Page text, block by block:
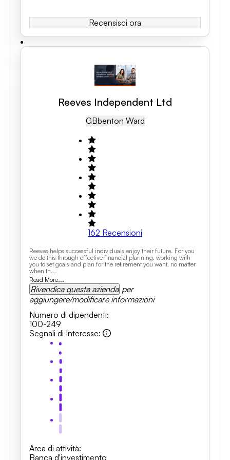
Recensisci ora
Reeves Independent Ltd
GBBenton Ward
162 Recensioni
Reeves helps successful individuals enjoy their future. For you
we do this through effective financial planning, working with
you to set goals and plan for the retirement you want, no matter
when th...
Read More...
Rivendica questa azienda per
aggiungere/modificare informazioni
Numero di dipendenti:
100-249
Segnali di Interesse:
Area di attività:
Banca d'investimento